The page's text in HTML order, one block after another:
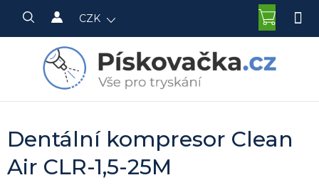
obsah
CZK
KOŠÍK
Dentální kompresor Clean
Air CLR-1,5-25M